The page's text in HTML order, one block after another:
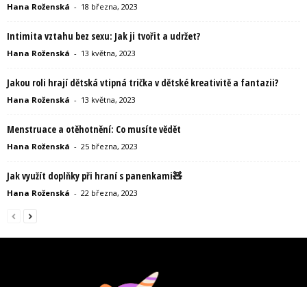
Hana Roženská - 18 března, 2023
Intimita vztahu bez sexu: Jak ji tvořit a udržet?
Hana Roženská - 13 května, 2023
Jakou roli hrají dětská vtipná trička v dětské kreativitě a fantazii?
Hana Roženská - 13 května, 2023
Menstruace a otěhotnění: Co musíte vědět
Hana Roženská - 25 března, 2023
Jak využít doplňky při hraní s panenkami🧸
Hana Roženská - 22 března, 2023